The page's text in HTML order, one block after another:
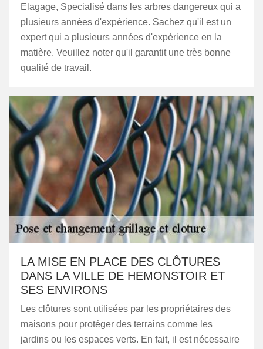
Elagage, Specialisé dans les arbres dangereux qui a
plusieurs années d'expérience. Sachez qu'il est un
expert qui a plusieurs années d'expérience en la
matière. Veuillez noter qu'il garantit une très bonne
qualité de travail.
LA MISE EN PLACE DES CLÔTURES
DANS LA VILLE DE HEMONSTOIR ET
SES ENVIRONS
Les clôtures sont utilisées par les propriétaires des
maisons pour protéger des terrains comme les
jardins ou les espaces verts. En fait, il est nécessaire